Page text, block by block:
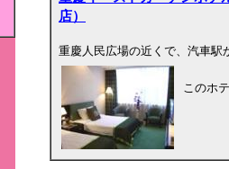
店）
重慶人民広場の近くで、汽車駅
このホ